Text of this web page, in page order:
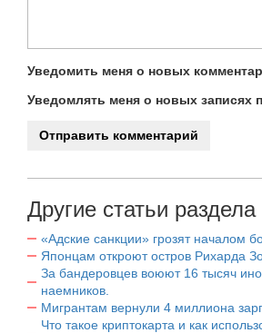
Уведомить меня о новых
Уведомлять меня о новых записях
Другие статьи раздела
«Адские санкции» грозят началом
Японцам откроют остров Рихарда
За бандеровцев воюют 16 тысяч
наемников.
Мигрантам вернули 4 миллиона
Что такое криптокарта и как